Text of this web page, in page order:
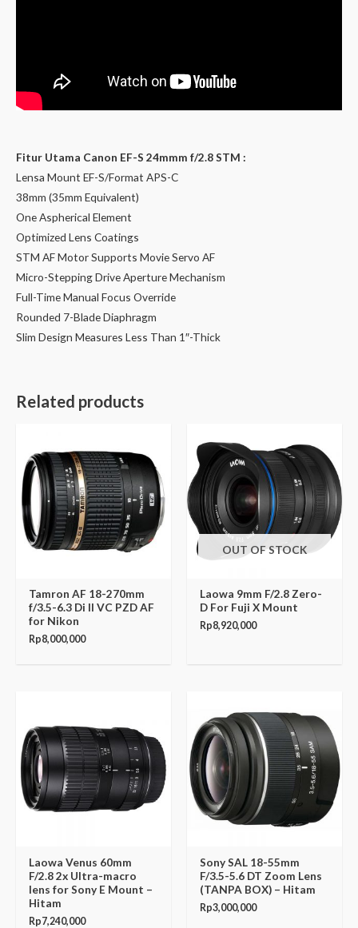
Fitur Utama Canon EF-S 24mmm f/2.8 STM :
Lensa Mount EF-S/Format APS-C
38mm (35mm Equivalent)
One Aspherical Element
Optimized Lens Coatings
STM AF Motor Supports Movie Servo AF
Micro-Stepping Drive Aperture Mechanism
Full-Time Manual Focus Override
Rounded 7-Blade Diaphragm
Slim Design Measures Less Than 1″-Thick
Related products
Tamron AF 18-270mm
f/3.5-6.3 Di II VC PZD AF
for Nikon
Rp8,000,000
OUT OF STOCK
Laowa 9mm F/2.8 Zero-
D For Fuji X Mount
Rp8,920,000
Laowa Venus 60mm
F/2.8 2x Ultra-macro
lens for Sony E Mount –
Hitam
Rp7,240,000
Sony SAL 18-55mm
F/3.5-5.6 DT Zoom Lens
(TANPA BOX) – Hitam
Rp3,000,000